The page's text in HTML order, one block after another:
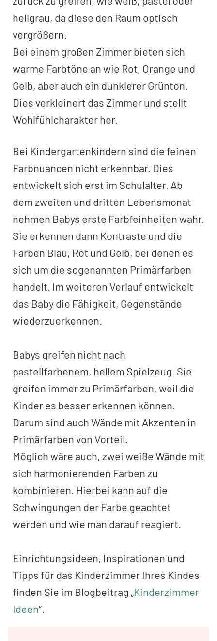
hellgrau, da diese den Raum optisch
vergrößern.
Bei einem großen Zimmer bieten sich
warme Farbtöne an wie Rot, Orange und
Gelb, aber auch ein dunklerer Grünton.
Dies verkleinert das Zimmer und stellt
Wohlfühlcharakter her.
Bei Kindergartenkindern sind die feinen
Farbnuancen nicht erkennbar. Dies
entwickelt sich erst im Schulalter. Ab
dem zweiten und dritten Lebensmonat
nehmen Babys erste Farbfeinheiten wahr.
Sie erkennen dann Kontraste und die
Farben Blau, Rot und Gelb, bei denen es
sich um die sogenannten Primärfarben
handelt. Im weiteren Verlauf entwickelt
das Baby die Fähigkeit, Gegenstände
wiederzuerkennen.
Babys greifen nicht nach
pastellfarbenem, hellem Spielzeug. Sie
greifen immer zu Primärfarben, weil die
Kinder es besser erkennen können.
Darum sind auch Wände mit Akzenten in
Primärfarben von Vorteil.
Möglich wäre auch, zwei weiße Wände mit
sich harmonierenden Farben zu
kombinieren. Hierbei kann auf die
Schwingungen der Farbe geachtet
werden und wie man darauf reagiert.
Einrichtungsideen, Inspirationen und
Tipps für das Kinderzimmer Ihres Kindes
finden Sie im Blogbeitrag „Kinderzimmer
Ideen“.